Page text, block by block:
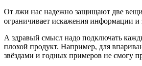
От лжи нас надежно защищают две вещи:
ограничивает искажения информации
А здравый смысл надо подключать
плохой продукт. Например, для
звёздами и годных примеров не смогу